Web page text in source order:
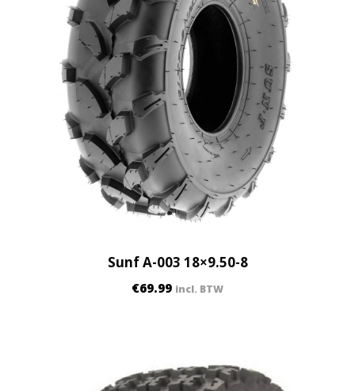
Sunf A-003 18×9.50-8
€69.99 incl. BTW